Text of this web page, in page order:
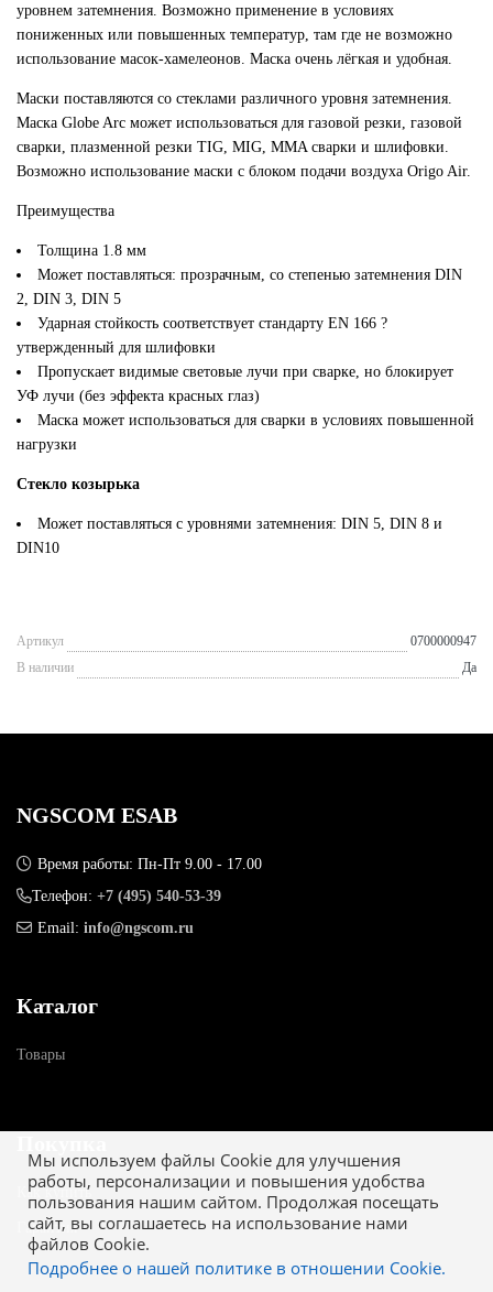
уровнем затемнения. Возможно применение в условиях
пониженных или повышенных температур, там где не возможно
использование масок-хамелеонов. Маска очень лёгкая и удобная.
Маски поставляются со стеклами различного уровня затемнения.
Маска Globe Arc может использоваться для газовой резки, газовой
сварки, плазменной резки TIG, MIG, MMA сварки и шлифовки.
Возможно использование маски с блоком подачи воздуха Origo Air.
Преимущества
Толщина 1.8 мм
Может поставляться: прозрачным, со степенью затемнения DIN
2, DIN 3, DIN 5
Ударная стойкость соответствует стандарту EN 166 ?
утвержденный для шлифовки
Пропускает видимые световые лучи при сварке, но блокирует
УФ лучи (без эффекта красных глаз)
Маска может использоваться для сварки в условиях повышенной
нагрузки
Стекло козырька
Может поставляться с уровнями затемнения: DIN 5, DIN 8 и
DIN10
Артикул
0700000947
В наличии
Да
Мы используем файлы Cookie для улучшения
работы, персонализации и повышения удобства
пользования нашим сайтом. Продолжая посещать
сайт, вы соглашаетесь на использование нами
файлов Cookie.
Подробнее о нашей политике в отношении Cookie.
NGSCOM ESAB
Время работы: Пн-Пт 9.00 - 17.00
Телефон: +7 (495) 540-53-39
Email: info@ngscom.ru
Каталог
Товары
Как купить
Гарантия